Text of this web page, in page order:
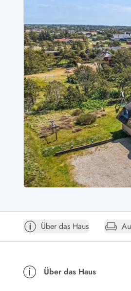
Ferienhäuser mit Samstagswechsel
Ferienhäuser BjerregardFerienhäuser
Ferienhäuser Argab
Ferienhäuser in Arrild
Ferienhäuser Bjerregard
Ferienhäuser Blavand
Ferienhäuser Bork Havn
Ferienhäuser Fjand
Ferienhäuser Fanö
Ferienhäuser Graerup Strand
Ferienhäuser Haurvig
Ferienhäuser Henne Strand
Öffnungszeiten
Anreise
Ferienhaus ABC
Häufige Fragen zur Buchung
Über das Haus
Über das Haus